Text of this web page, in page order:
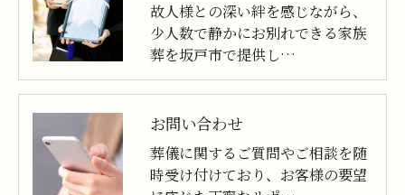
故人様との深い絆を感じながら、
少人数で静かにお別れできる家族
葬を坂戸市で提供し…
お問い合わせ
葬儀に関するご質問やご相談を随
時受け付けており、お客様の要望